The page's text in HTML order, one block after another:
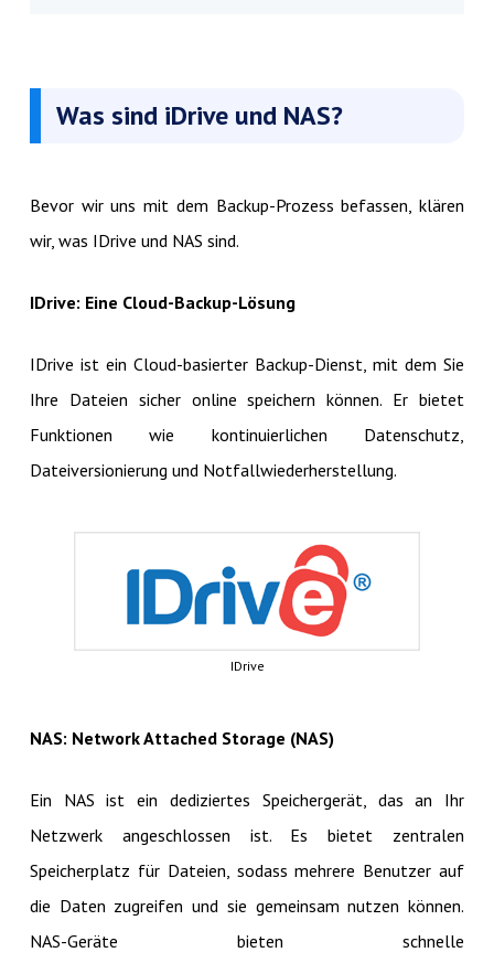
Was sind iDrive und NAS?
Bevor wir uns mit dem Backup-Prozess befassen, klären
wir, was IDrive und NAS sind.
IDrive: Eine Cloud-Backup-Lösung
IDrive ist ein Cloud-basierter Backup-Dienst, mit dem Sie
Ihre Dateien sicher online speichern können. Er bietet
Funktionen wie kontinuierlichen Datenschutz,
Dateiversionierung und Notfallwiederherstellung.
IDrive
NAS: Network Attached Storage (NAS)
Ein NAS ist ein dediziertes Speichergerät, das an Ihr
Netzwerk angeschlossen ist. Es bietet zentralen
Speicherplatz für Dateien, sodass mehrere Benutzer auf
die Daten zugreifen und sie gemeinsam nutzen können.
NAS-Geräte bieten schnelle